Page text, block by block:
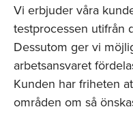
Vi erbjuder våra
testprocessen utifrån
Dessutom ger vi
arbetsansvaret
Kunden har friheten
områden om så